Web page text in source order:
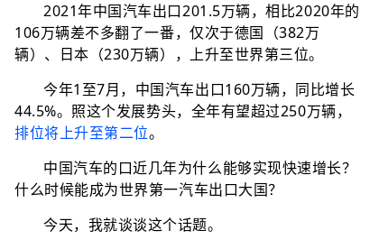
2021年中国汽车出口201.5万辆，相比2020年的
106万辆差不多翻了一番，仅次于德国（382万
辆）、日本（230万辆），上升至世界第三位。
今年1至7月，中国汽车出口160万辆，同比增长
44.5%。照这个发展势头，全年有望超过250万辆，
排位将上升至第二位。
中国汽车的口近几年为什么能够实现快速增长？
什么时候能成为世界第一汽车出口大国？
今天，我就谈谈这个话题。